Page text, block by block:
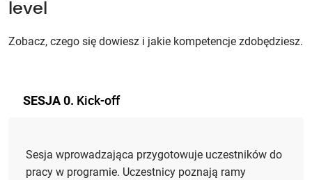
level
Zobacz, czego się dowiesz i jakie kompetencje zdobędziesz.
SESJA 0. Kick-off
Sesja wprowadzająca przygotowuje uczestników do
pracy w programie. Uczestnicy poznają ramy